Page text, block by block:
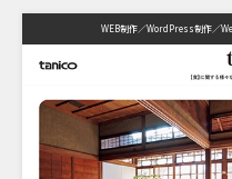
WEB制作 WordPress制作